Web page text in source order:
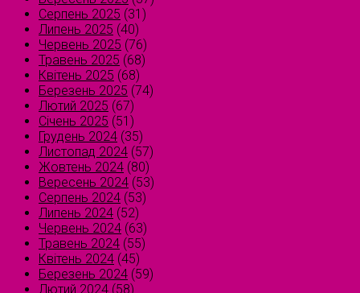
Серпень 2025 (31)
Липень 2025 (40)
Червень 2025 (76)
Травень 2025 (68)
Квітень 2025 (68)
Березень 2025 (74)
Лютий 2025 (67)
Січень 2025 (51)
Грудень 2024 (35)
Листопад 2024 (57)
Жовтень 2024 (80)
Вересень 2024 (53)
Серпень 2024 (53)
Липень 2024 (52)
Червень 2024 (63)
Травень 2024 (55)
Квітень 2024 (45)
Березень 2024 (59)
Лютий 2024 (58)